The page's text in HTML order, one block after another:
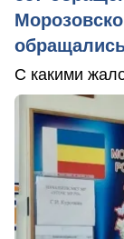
С какими